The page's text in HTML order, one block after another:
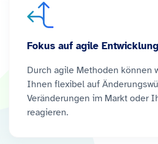
Fokus auf agile
Durch agile Methoden können
Ihnen flexibel auf
Veränderungen im Markt oder
reagieren.